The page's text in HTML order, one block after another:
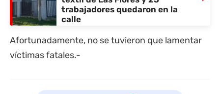
trabajadores quedaron en la
calle
Afortunadamente, no se tuvieron que lamentar
víctimas fatales.-